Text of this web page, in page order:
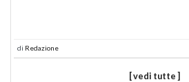
di Redazione
[ vedi tutte ]